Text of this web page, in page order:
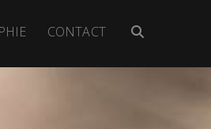
CONTACT